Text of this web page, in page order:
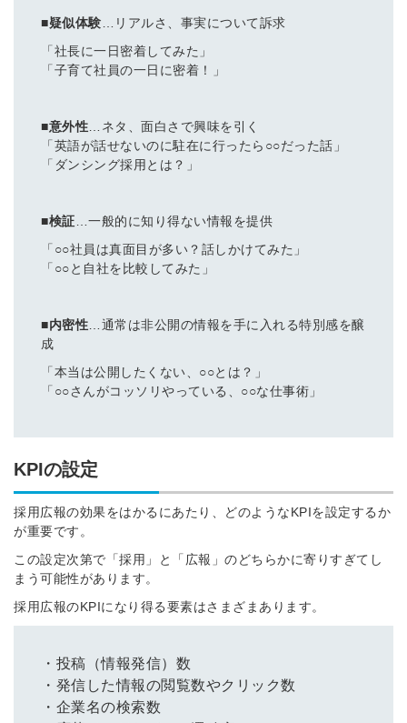
■疑似体験 …リアルさ、事実について訴求
「社長に一日密着してみた」
「子育て社員の一日に密着！」
■意外性 …ネタ、面白さで興味を引く
「英語が話せないのに駐在に行ったら○○だった話」
「ダンシング採用とは？」
■検証 …一般的に知り得ない情報を提供
「○○社員は真面目が多い？話しかけてみた」
「○○と自社を比較してみた」
■内密性 …通常は非公開の情報を手に入れる特別感を醸
成
「本当は公開したくない、○○とは？」
「○○さんがコッソリやっている、○○な仕事術」
KPIの設定
採用広報の効果をはかるにあたり、どのようなKPIを設定するか
が重要です。
この設定次第で「採用」と「広報」のどちらかに寄りすぎてし
まう可能性があります。
採用広報のKPIになり得る要素はさまざまあります。
・投稿（情報発信）数
・発信した情報の閲覧数やクリック数
・企業名の検索数